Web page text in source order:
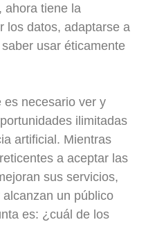
ahora tiene la
los datos, adaptarse a
usar éticamente
es necesario ver y
ilimitadas
artificial. Mientras
a aceptar las
sus servicios,
un público
es: ¿cuál de los